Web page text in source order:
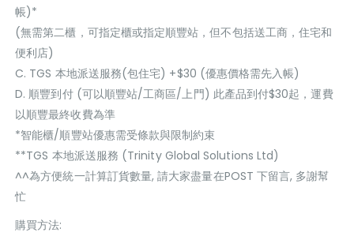
帳)*
(無需第二櫃，可指定櫃或指定順豐站，但不包括送工商，住宅和
便利店)
C. TGS 本地派送服務(包住宅) +$30 (優惠價格需先入帳)
D. 順豐到付 (可以順豐站/工商區/上門) 此產品到付$30起，運費
以順豐最終收費為準
*智能櫃/順豐站優惠需受條款與限制約束
**TGS 本地派送服務 (Trinity Global Solutions Ltd)
^^為方便統一計算訂貨數量, 請大家盡量在POST 下留言, 多謝幫
忙
購買方法: